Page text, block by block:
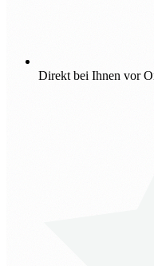
Direkt bei Ihnen vor